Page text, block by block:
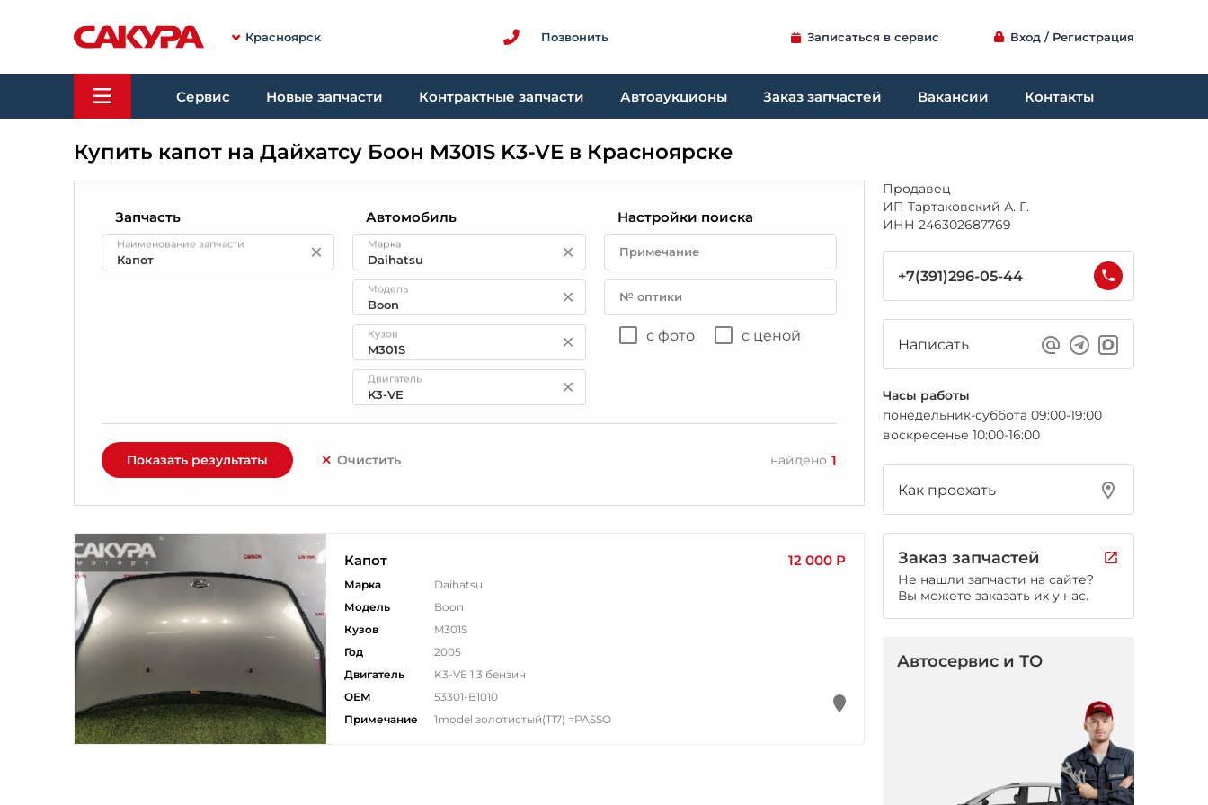
Красноярск Позвонить Записаться в сервис Вход / Регистрация
Сервис Новые запчасти Контрактные запчасти Автоаукционы Заказ запчастей Вакансии Контакты
Купить капот на Дайхатсу Боон M301S K3-VE в Красноярске
Запчасть
Наименование запчасти
Автомобиль
Марка
Модель
Кузов
Двигатель
Настройки поиска
Примечание
№ оптики
с фото с ценой
Показать результаты Очистить найдено 1
Капот 12 000 Р
Марка
Daihatsu
Модель
Boon
Кузов
M301S
Год
2005
Двигатель
K3-VE 1.3 бензин
ОЕМ
53301-B1010
Примечание
1model золотистый(T17) =PASSO
Продавец
ИП Тартаковский А. Г.
ИНН 246302687769
+7(391)296-05-44
Написать
Часы работы
понедельник-суббота 09:00-19:00
воскресенье 10:00-16:00
Как проехать
Заказ запчастей
Не нашли запчасти на сайте?
Вы можете заказать их у нас.
Автосервис и ТО